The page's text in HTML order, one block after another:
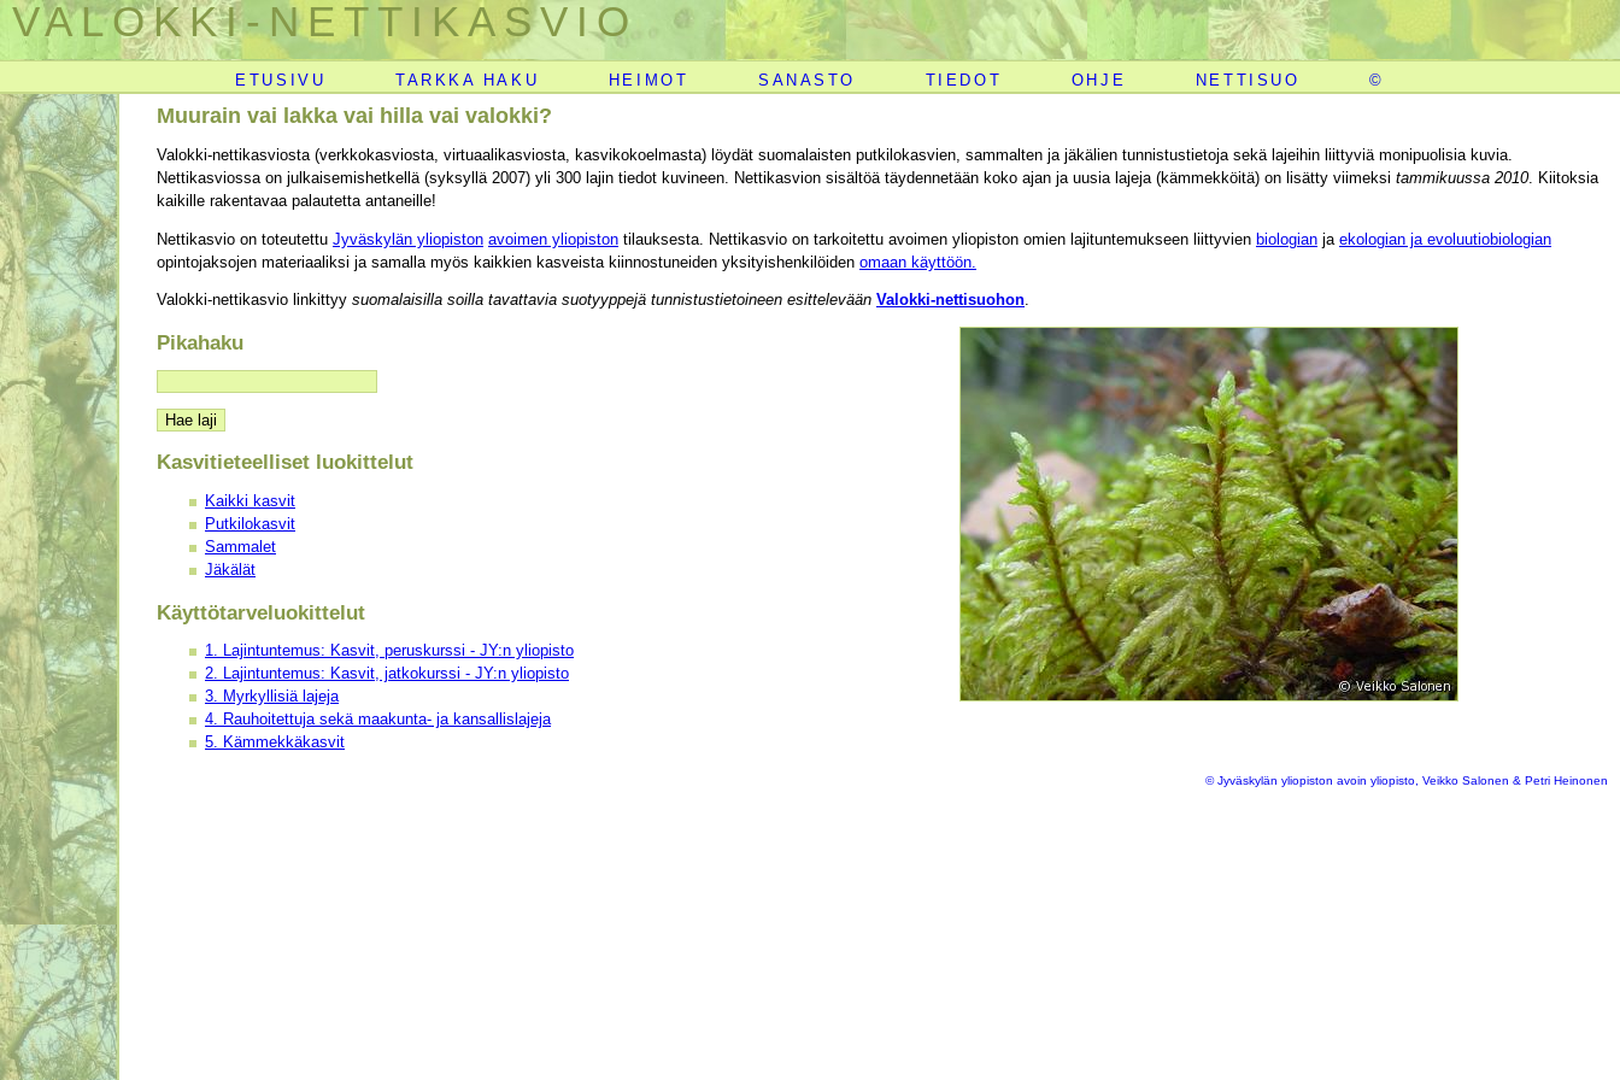
VALOKKI-NETTIKASVIO
ETUSIVU TARKKA HAKU HEIMOT SANASTO TIEDOT OHJE NETTISUO ©
Muurain vai lakka vai hilla vai valokki?
Valokki-nettikasviosta (verkkokasviosta, virtuaalikasviosta, kasvikokoelmasta) löydät suomalaisten putkilokasvien, sammalten ja jäkälien tunnistustietoja sekä lajeihin liittyviä monipuolisia kuvia.
Nettikasviossa on julkaisemishetkellä (syksyllä 2007) yli 300 lajin tiedot kuvineen. Nettikasvion sisältöä täydennetään koko ajan ja uusia lajeja (kämmekköitä) on lisätty viimeksi tammikuussa 2010. Kiitoksia
kaikille rakentavaa palautetta antaneille!
Nettikasvio on toteutettu Jyväskylän yliopiston avoimen yliopiston tilauksesta. Nettikasvio on tarkoitettu avoimen yliopiston omien lajituntemukseen liittyvien biologian ja ekologian ja evoluutiobiologian
opintojaksojen materiaaliksi ja samalla myös kaikkien kasveista kiinnostuneiden yksityishenkilöiden omaan käyttöön.
Valokki-nettikasvio linkittyy suomalaisilla soilla tavattavia suotyyppejä tunnistustietoineen esittelevään Valokki-nettisuohon.
Pikahaku
Kasvitieteelliset luokittelut
Kaikki kasvit
Putkilokasvit
Sammalet
Jäkälät
Käyttötarveluokittelut
1. Lajintuntemus: Kasvit, peruskurssi - JY:n yliopisto
2. Lajintuntemus: Kasvit, jatkokurssi - JY:n yliopisto
3. Myrkyllisiä lajeja
4. Rauhoitettuja sekä maakunta- ja kansallislajeja
5. Kämmekkäkasvit
© Jyväskylän yliopiston avoin yliopisto, Veikko Salonen & Petri Heinonen